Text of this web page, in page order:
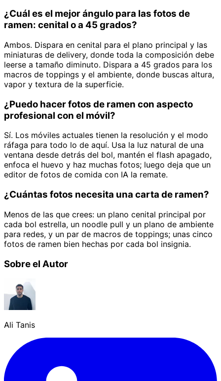
¿Cuál es el mejor ángulo para las fotos de
ramen: cenital o a 45 grados?
Ambos. Dispara en cenital para el plano principal y las
miniaturas de delivery, donde toda la composición debe
leerse a tamaño diminuto. Dispara a 45 grados para los
macros de toppings y el ambiente, donde buscas altura,
vapor y textura de la superficie.
¿Puedo hacer fotos de ramen con aspecto
profesional con el móvil?
Sí. Los móviles actuales tienen la resolución y el modo
ráfaga para todo lo de aquí. Usa la luz natural de una
ventana desde detrás del bol, mantén el flash apagado,
enfoca el huevo y haz muchas fotos; luego deja que un
editor de fotos de comida con IA la remate.
¿Cuántas fotos necesita una carta de ramen?
Menos de las que crees: un plano cenital principal por
cada bol estrella, un noodle pull y un plano de ambiente
para redes, y un par de macros de toppings; unas cinco
fotos de ramen bien hechas por cada bol insignia.
Sobre el Autor
Ali Tanis